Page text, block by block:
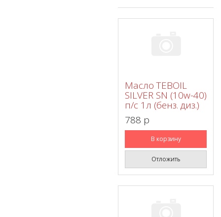
Масло TEBOIL
SILVER SN (10w-40)
п/с 1л (бенз. диз.)
788 p
В корзину
Отложить